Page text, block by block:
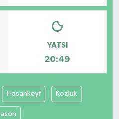
YATSI
20:49
Hasankeyf Kozluk